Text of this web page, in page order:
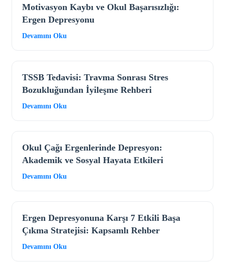
Motivasyon Kaybı ve Okul Başarısızlığı:
Ergen Depresyonu
Devamını Oku
TSSB Tedavisi: Travma Sonrası Stres
Bozukluğundan İyileşme Rehberi
Devamını Oku
Okul Çağı Ergenlerinde Depresyon:
Akademik ve Sosyal Hayata Etkileri
Devamını Oku
Ergen Depresyonuna Karşı 7 Etkili Başa
Çıkma Stratejisi: Kapsamlı Rehber
Devamını Oku